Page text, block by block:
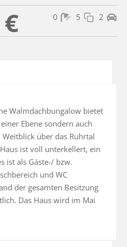
2
5
0
Walmdachbungalow bietet
Ebene sondern auch
über das Ruhrtal
ist voll unterkellert, ein
ist als Gäste-/ bzw.
und WC
der gesamten Besitzung
Das Haus wird im Mai